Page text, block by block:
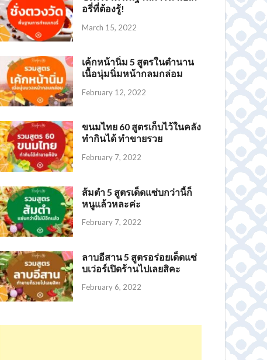
อรี่ที่ต้องรู้!
March 15, 2022
เค้กหน้านิ่ม 5 สูตรในตำนาน
เนื้อนุ่มนิ่มหน้ากลมกล่อม
February 12, 2022
ขนมไทย 60 สูตรเก็บไว้ในคลัง
ทำกินได้ ทำขายรวย
February 7, 2022
ส้มตำ 5 สูตรเด็ดแซ่บกว่านี้ก็
หนูแล้วหละค่ะ
February 7, 2022
ลาบอีสาน 5 สูตรอร่อยเด็ดแซ่
บเว่อร์เปิดร้านไปเลยสิคะ
February 6, 2022